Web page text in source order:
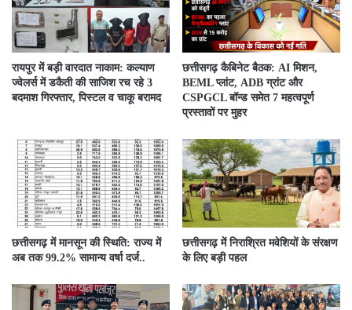
रायपुर में बड़ी वारदात नाकाम: कल्याण
ज्वेलर्स में डकैती की साजिश रच रहे 3
बदमाश गिरफ्तार, पिस्टल व चाकू बरामद
छत्तीसगढ़ कैबिनेट बैठक: AI मिशन,
BEML प्लांट, ADB ग्रांट और
CSPGCL बॉन्ड समेत 7 महत्वपूर्ण
प्रस्तावों पर मुहर
छत्तीसगढ़ में मानसून की स्थिति: राज्य में
अब तक 99.2% सामान्य वर्षा दर्ज..
छत्तीसगढ़ में निराश्रित मवेशियों के संरक्षण
के लिए बड़ी पहल